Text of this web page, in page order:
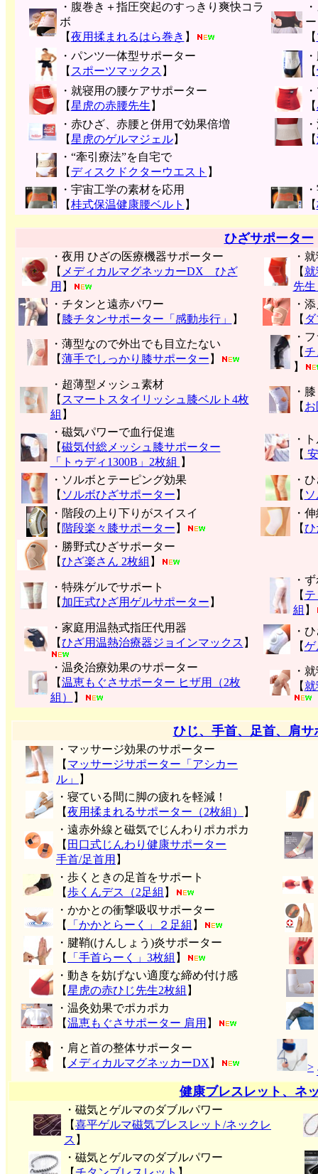
・腹巻き＋指圧突起のすっきり爽快コラ
ボ
【夜用揉まれるはら巻き 】
ー
【
・パンツ一体型サポーター
【 スポーツマックス 】
【
・就寝用の腰ケアサポーター
【星虎の赤腰先生 】
【
・赤ひざ、赤腰と併用で効果倍増
【星虎のゲルマジェル】
【
・“牽引療法”を自宅で
【 ディスクドクターウエスト 】
・宇宙工学の素材を応用
【桂式保温健康腰ベルト 】
【
ひざサポーター
・夜用 ひざの医療機器サポーター
【 メディカルマグネッカーDX ひざ
用 】
・
【
先生
・チタンと遠赤パワー
【 膝チタンサポーター「感動歩行」 】
・
【
・薄型なので外出でも目立たない
【薄手でしっかり膝サポーター 】
・
【チ
】
・超薄型メッシュ素材
【 スマートスタイリッシュ膝ベルト4枚
組 】
・
【
・磁気パワーで血行促進
【磁気付総メッシュ膝サポーター
「トゥディ1300B」2枚組 】
・
【
・ソルボとテーピング効果
【 ソルボひざサポーター 】
・
【
・階段の上り下りがスイスイ
【 階段楽々膝サポーター 】
・
【ひ
・勝野式ひざサポーター
【ひざ楽さん 2枚組 】
・特殊ゲルでサポート
【 加圧式ひざ用ゲルサポーター 】
・
【
組 】
・家庭用温熱式指圧代用器
【ひざ用温熱治療器ジョインマックス 】
・
【ゲ
・温灸治療効果のサポーター
【温恵もぐさサポーター ヒザ用（2枚
組）
】
・
【
ひじ、手首、足首、肩サ
・マッサージ効果のサポーター
【 マッサージサポーター「アシカー
ル」
】
・寝ている間に脚の疲れを軽減！
【夜用揉まれるサポーター（2枚組） 】
・遠赤外線と磁気でじんわりポカポカ
【 田口式じんわり健康サポーター
手首/足首用 】
・歩くときの足首をサポート
【歩くんデス（2足組 】
・かかとの衝撃吸収サポーター
【
「かかとらーく」２足組 】
・腱鞘(けんしょう)炎サポーター
【
「手首らーく」3枚組 】
・動きを妨げない適度な締め付け感
【星虎の赤ひじ先生2枚組 】
・温灸効果でポカポカ
【温恵もぐさサポーター 肩用 】
・肩と首の整体サポーター
【 メディカルマグネッカーDX 】 >
健康ブレスレット、ネ
・磁気とゲルマのダブルパワー
【喜平ゲルマ磁気ブレスレット/ネックレ
ス 】
・磁気とゲルマのダブルパワー